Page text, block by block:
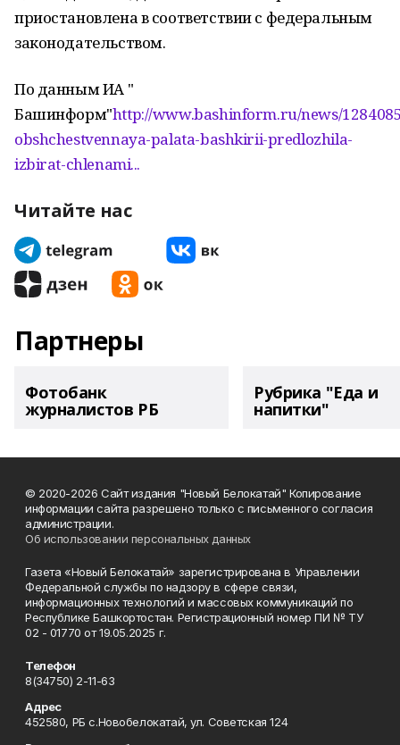
приостановлена в соответствии с федеральным
законодательством.
По данным ИА "
Башинформ"http://www.bashinform.ru/news/
obshchestvennaya-palata-bashkirii-predlozhila-
izbirat-chlenami...
Читайте нас
Партнеры
Фотобанк
журналистов РБ
Рубрика "Еда и
напитки"
© 2020-2026 Сайт издания "Новый Белокатай" Копирование
информации сайта разрешено только с письменного согласия
администрации.
Об использовании персональных данных
Газета «Новый Белокатай» зарегистрирована в Управлении
Федеральной службы по надзору в сфере связи,
информационных технологий и массовых коммуникаций по
Республике Башкортостан. Регистрационный номер ПИ № ТУ
02 - 01770 от 19.05.2025 г.
Телефон
8(34750) 2-11-63
Адрес
452580, РБ с.Новобелокатай, ул. Советская 124